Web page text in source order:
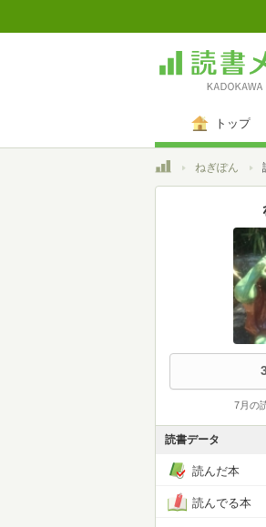
トップ
トップねぎぽん
7月の
読書データ
読んだ本
読んでる本